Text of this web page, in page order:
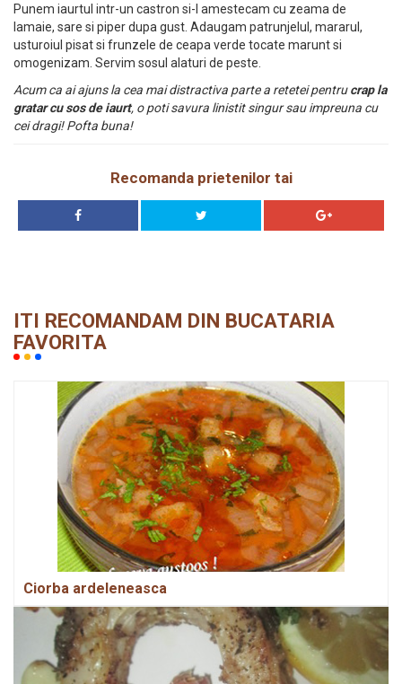
Punem iaurtul intr-un castron si-l amestecam cu zeama de
lamaie, sare si piper dupa gust. Adaugam patrunjelul, mararul,
usturoiul pisat si frunzele de ceapa verde tocate marunt si
omogenizam. Servim sosul alaturi de peste.
Acum ca ai ajuns la cea mai distractiva parte a retetei pentrucrap la
gratar cu sos de iaurt, o poti savura linistit singur sau impreuna cu
cei dragi! Pofta buna!
Recomanda prietenilor tai
ITI RECOMANDAM DIN BUCATARIA
FAVORITA
Ciorba ardeleneasca